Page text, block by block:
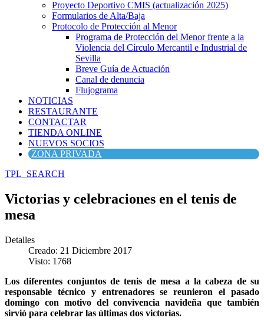
Proyecto Deportivo CMIS (actualización 2025)
Formularios de Alta/Baja
Protocolo de Protección al Menor
Programa de Protección del Menor frente a la
Violencia del Círculo Mercantil e Industrial de
Sevilla
Breve Guía de Actuación
Canal de denuncia
Flujograma
NOTICIAS
RESTAURANTE
CONTACTAR
TIENDA ONLINE
NUEVOS SOCIOS
ZONA PRIVADA
TPL_SEARCH
Victorias y celebraciones en el tenis de
mesa
Detalles
Creado: 21 Diciembre 2017
Visto: 1768
Los diferentes conjuntos de tenis de mesa a la cabeza de su
responsable técnico y entrenadores se reunieron el pasado
domingo con motivo del convivencia navideña que también
sirvió para celebrar las últimas dos victorias.